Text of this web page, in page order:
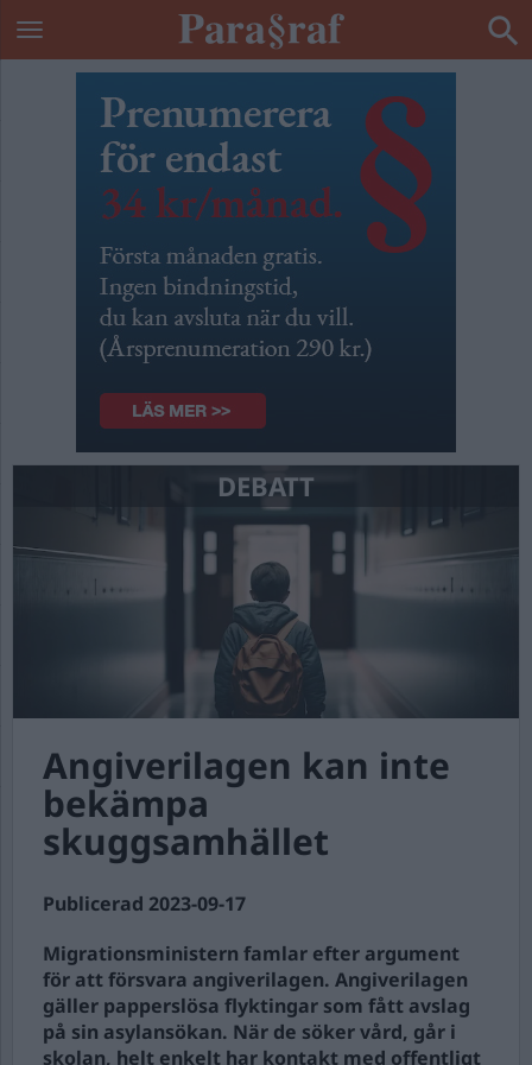
DEBATT
Angiverilagen kan inte
bekämpa
skuggsamhället
Publicerad 2023-09-17
Migrationsministern famlar efter argument
för att försvara angiverilagen. Angiverilagen
gäller papperslösa flyktingar som fått avslag
på sin asylansökan. När de söker vård, går i
skolan, helt enkelt har kontakt med offentligt